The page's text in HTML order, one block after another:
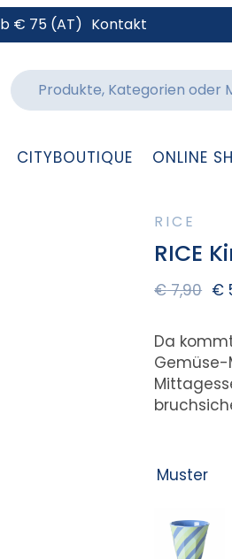
€ 75 (AT) Kontakt
CITYBOUTIQUE ONLINE
RICE
RICE
€7,90 €
Da
Muster